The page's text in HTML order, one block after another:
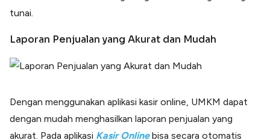
tunai.
Laporan Penjualan yang Akurat dan Mudah
Dengan menggunakan aplikasi kasir online, UMKM dapat
dengan mudah menghasilkan laporan penjualan yang
akurat. Pada aplikasi Kasir Onlinebisa secara otomatis